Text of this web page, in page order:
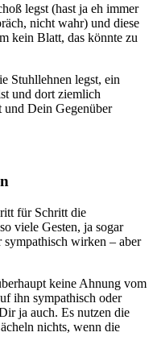
legst (hast ja eh immer
nicht wahr) und diese
kein Blatt, das könnte zu
Stuhllehnen legst, ein
und dort ziemlich
und Dein Gegenüber
für Schritt die
viele Gesten, ja sogar
sympathisch wirken – aber
keine Ahnung vom
ihn sympathisch oder
ja auch. Es nutzen die
nichts, wenn die